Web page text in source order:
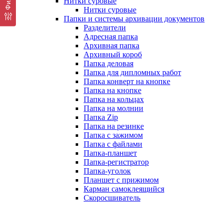
Нитки суровые
Папки и системы архивации документов
Разделители
Адресная папка
Архивная папка
Архивный короб
Папка деловая
Папка для дипломных работ
Папка конверт на кнопке
Папка на кнопке
Папка на кольцах
Папка на молнии
Папка Zip
Папка на резинке
Папка с зажимом
Папка с файлами
Папка-планшет
Папка-регистратор
Папка-уголок
Планшет с прижимом
Карман самоклеящийся
Скоросшиватель